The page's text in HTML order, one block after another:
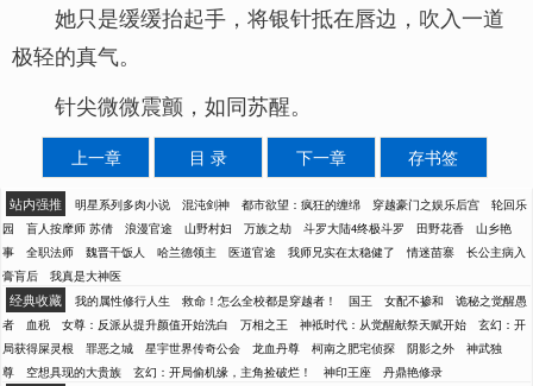
她只是缓缓抬起手，将银针抵在唇边，吹入一道
极轻的真气。
针尖微微震颤，如同苏醒。
上一章 目 录 下一章 存书签
站内强推 明星系列多肉小说 混沌剑神 都市欲望：疯狂的缠绵 穿越豪门之娱乐后宫
轮回乐
园
盲人按摩师 苏倩 浪漫官途 山野村妇 万族之劫 斗罗大陆4终极斗罗 田野花香
山乡艳
事
全职法师 魏晋干饭人 哈兰德领主 医道官途 我师兄实在太稳健了 情迷苗寨
长公主病入
膏肓后
我真是大神医
经典收藏 我的属性修行人生 救命！怎么全校都是穿越者！ 国王 女配不掺和
诡秘之觉醒愚
者
血税 女尊：反派从提升颜值开始洗白 万相之王 神袛时代：从觉醒献祭天赋开始
玄幻：开
局获得屎灵根
罪恶之城 星宇世界传奇公会 龙血丹尊 柯南之肥宅侦探 阴影之外
神武独
尊
空想具现的大贵族 玄幻：开局偷机缘，主角捡破烂！ 神印王座 丹鼎艳修录